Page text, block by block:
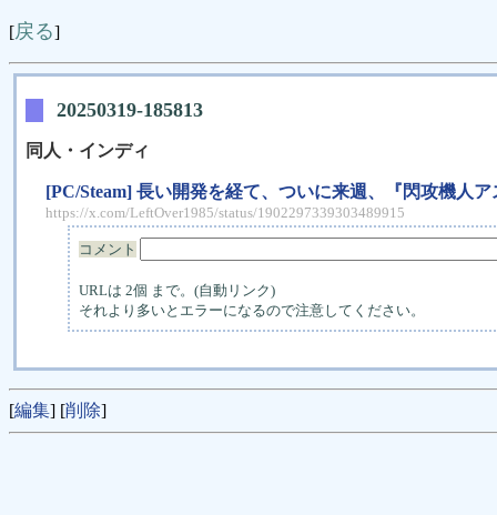
[戻る]
20250319-185813
同人・インディ
[PC/Steam] 長い開発を経て、ついに来週、『閃攻機人
https://x.com/LeftOver1985/status/1902297339303489915
コメント
URLは 2個 まで。(自動リンク)
それより多いとエラーになるので注意してください。
[編集] [削除]